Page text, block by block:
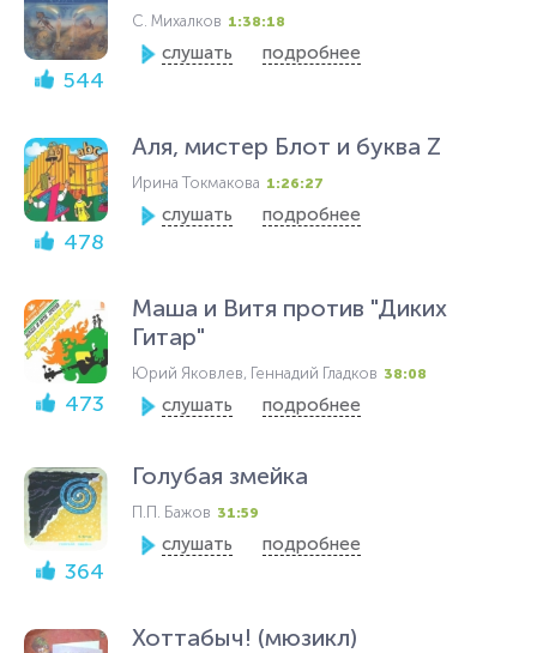
544
С. Михалков 1:38:18
слушать подробнее
478
Аля, мистер Блот и буква Z
Ирина Токмакова 1:26:27
слушать подробнее
473
Маша и Витя против "Диких
Гитар"
Юрий Яковлев, Геннадий Гладков 38:08
слушать подробнее
364
Голубая змейка
П.П. Бажов 31:59
слушать подробнее
Хоттабыч! (мюзикл)